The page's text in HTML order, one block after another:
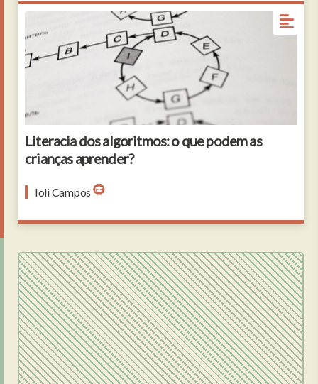
Literacia dos algoritmos: o que podem as
crianças aprender?
Ioli Campos